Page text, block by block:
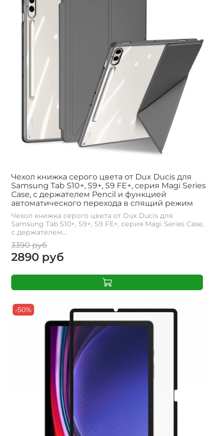
Чехол книжка серого цвета от Dux Ducis для
Samsung Tab S10+, S9+, S9 FE+, серия Magi Series
Case, с держателем Pencil и функцией
автоматического перехода в спящий режим
Чехол книжка серого цвета от Dux Ducis для
Samsung Tab S10+, S9+, S9 FE+, серия Magi Series Case,
с держателем...
3390 руб
2890 руб
-50%